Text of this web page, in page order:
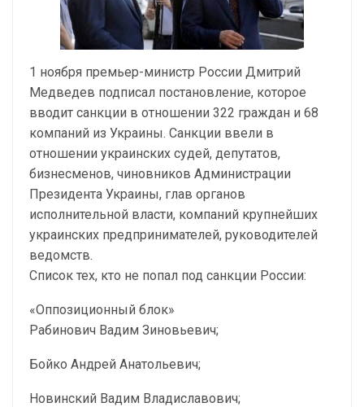
1 ноября премьер-министр России Дмитрий
Медведев подписал постановление, которое
вводит санкции в отношении 322 граждан и 68
компаний из Украины. Санкции ввели в
отношении украинских судей, депутатов,
бизнесменов, чиновников Администрации
Президента Украины, глав органов
исполнительной власти, компаний крупнейших
украинских предпринимателей, руководителей
ведомств.
Список тех, кто не попал под санкции России:
«Оппозиционный блок»
Рабинович Вадим Зиновьевич;
Бойко Андрей Анатольевич;
Новинский Вадим Владиславович;